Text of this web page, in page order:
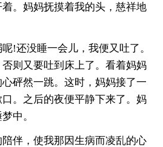
。妈妈抚摸着我的头，慈祥地
还没睡一会儿，我便又吐了。
则又要吐到床上了。看着妈妈
砰然一跳。这时，妈妈接了一
。之后的夜便平静下来了。妈
中。
，使我那因生病而凌乱的心